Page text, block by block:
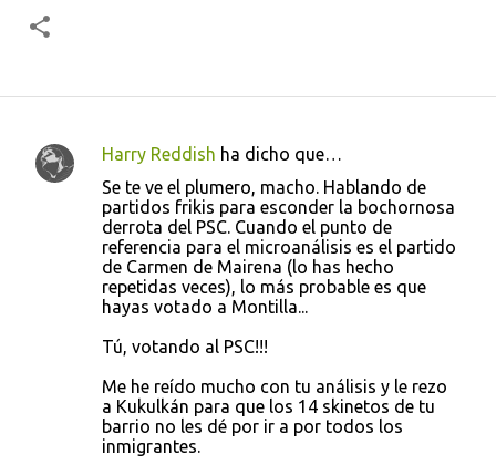
C
Harry Reddish ha dicho que…
Se te ve el plumero, macho. Hablando de
partidos frikis para esconder la bochornosa
derrota del PSC. Cuando el punto de
referencia para el microanálisis es el partido
de Carmen de Mairena (lo has hecho
repetidas veces), lo más probable es que
hayas votado a Montilla...
Tú, votando al PSC!!!
Me he reído mucho con tu análisis y le rezo
a Kukulkán para que los 14 skinetos de tu
barrio no les dé por ir a por todos los
inmigrantes.